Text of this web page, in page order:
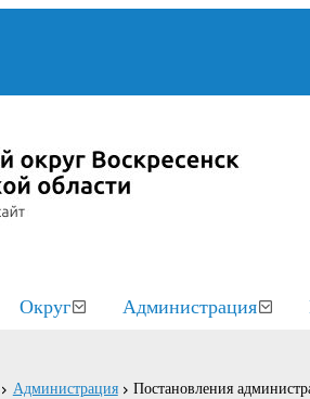
Округ Администрация
Администрация Постановления